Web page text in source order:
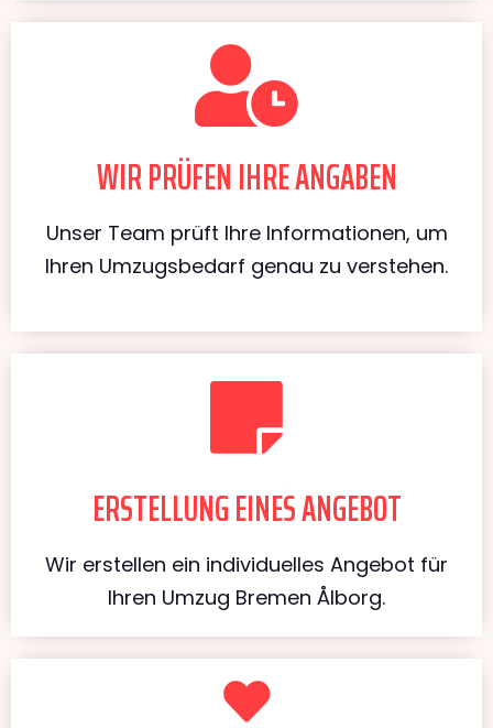
WIR PRÜFEN IHRE ANGABEN
Unser Team prüft Ihre Informationen, um
Ihren Umzugsbedarf genau zu verstehen.
ERSTELLUNG EINES ANGEBOT
Wir erstellen ein individuelles Angebot für
Ihren Umzug Bremen Ålborg.